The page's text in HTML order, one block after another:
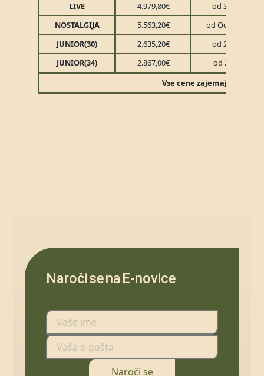
LIVE 4.979,80€
od 3.790,00€
NOSTALGIJA
5.563,20€
od Od 4.636,00€
JUNIOR(30)
2.635,20€
od 2.257,00€
JUNIOR(34)
2.867,00€
od 2451,60€
Vse cene zajemajo 22%
Naroči se na E-novice